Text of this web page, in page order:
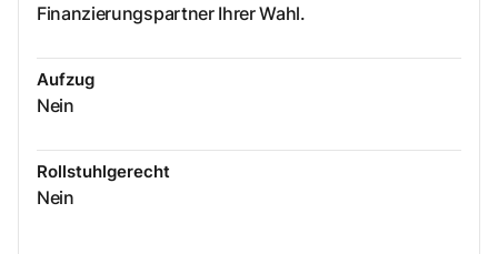
Finanzierungspartner Ihrer Wahl.
Aufzug
Nein
Rollstuhlgerecht
Nein